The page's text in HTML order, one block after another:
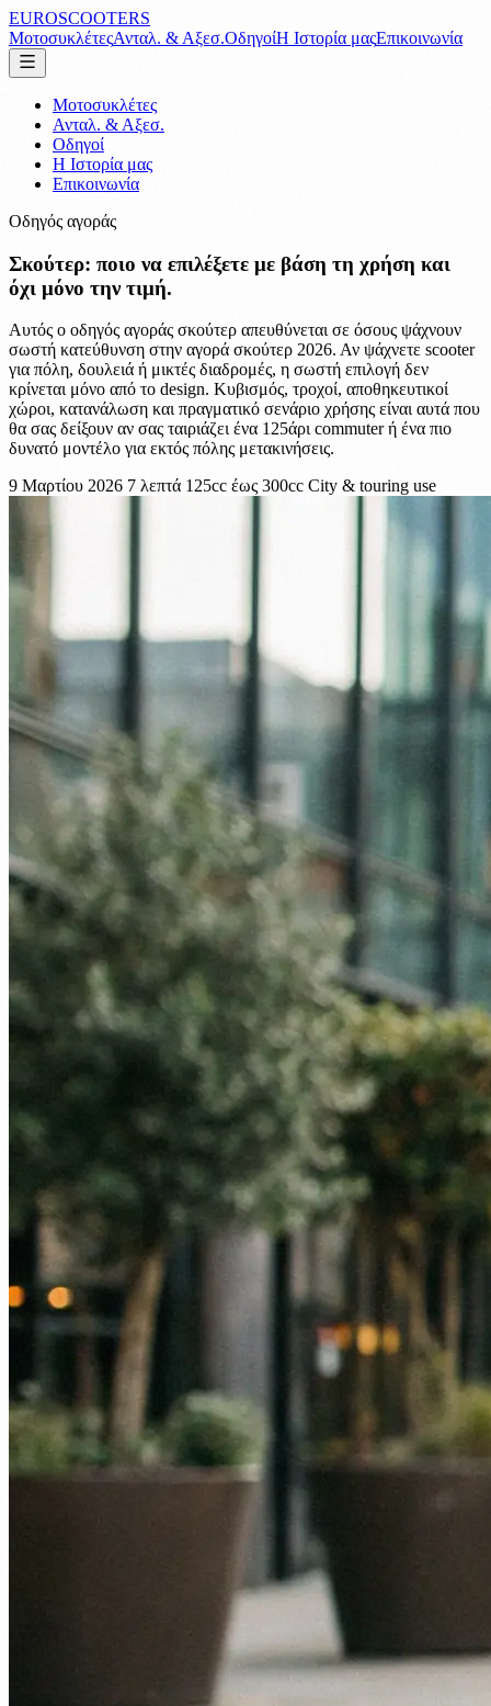
EUROSCOOTERS
ΜοτοσυκλέτεςΑνταλ. & Αξεσ.ΟδηγοίΗ Ιστορία μαςΕπικοινωνία
Μοτοσυκλέτες
Ανταλ. & Αξεσ.
Οδηγοί
Η Ιστορία μας
Επικοινωνία
Οδηγός αγοράς
Σκούτερ: ποιο να επιλέξετε με βάση τη χρήση και
όχι μόνο την τιμή.
Αυτός ο οδηγός αγοράς σκούτερ απευθύνεται σε όσους ψάχνουν
σωστή κατεύθυνση στην αγορά σκούτερ 2026. Αν ψάχνετε scooter
για πόλη, δουλειά ή μικτές διαδρομές, η σωστή επιλογή δεν
κρίνεται μόνο από το design. Κυβισμός, τροχοί, αποθηκευτικοί
χώροι, κατανάλωση και πραγματικό σενάριο χρήσης είναι αυτά που
θα σας δείξουν αν σας ταιριάζει ένα 125άρι commuter ή ένα πιο
δυνατό μοντέλο για εκτός πόλης μετακινήσεις.
9 Μαρτίου 2026 7 λεπτά 125cc έως 300cc City & touring use